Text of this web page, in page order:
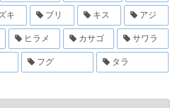
キ ブリ キス アジ
ヒラメ カサゴ サワラ
フグ タラ